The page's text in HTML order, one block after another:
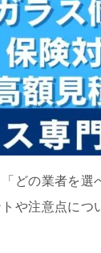
どの業者を
や注意点に